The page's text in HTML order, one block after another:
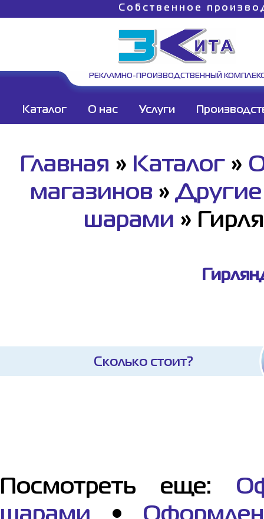
Собственное
РЕКЛАМНО-ПРОИЗВОДСТВЕННЫЙ
Каталог О нас Услуги
Главная » Каталог»
магазинов »
шарами »
Сколько стоит?
Посмотреть еще: